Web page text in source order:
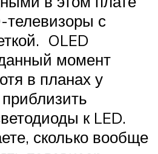
телевизоры с
OLED
момент
в планах у
к LED.
сколько вообще